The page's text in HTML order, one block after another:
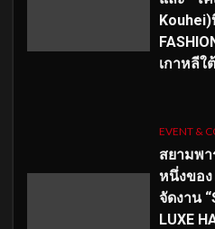
เกาหลีใต้
EVENT &
สยามพ
หนึ่งของ
จัดงาน
LUXE